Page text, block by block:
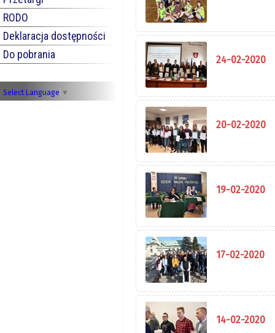
RODO
Deklaracja dostępności
Do pobrania
Select Language ▼
24-02-2020
20-02-2020
19-02-2020
17-02-2020
14-02-2020